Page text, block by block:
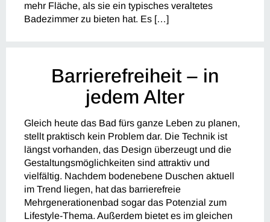
mehr Fläche, als sie ein typisches veraltetes
Badezimmer zu bieten hat. Es […]
Barrierefreiheit – in
jedem Alter
Gleich heute das Bad fürs ganze Leben zu planen,
stellt praktisch kein Problem dar. Die Technik ist
längst vorhanden, das Design überzeugt und die
Gestaltungsmöglichkeiten sind attraktiv und
vielfältig. Nachdem bodenebene Duschen aktuell
im Trend liegen, hat das barrierefreie
Mehrgenerationenbad sogar das Potenzial zum
Lifestyle-Thema. Außerdem bietet es im gleichen